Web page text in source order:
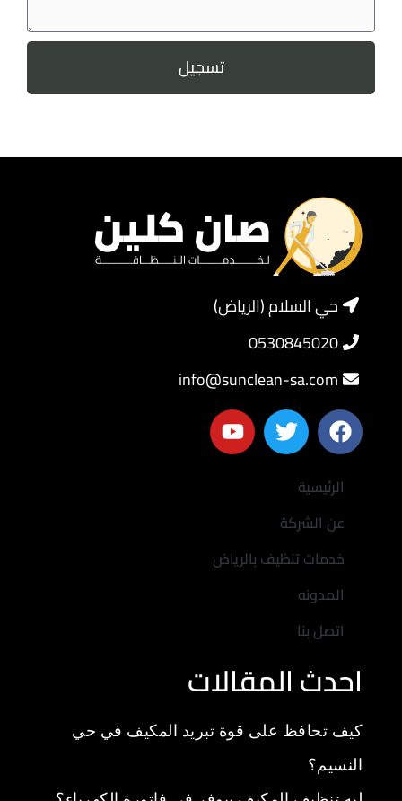
تسجيل
حي السلام (الرياض)
0530845020
info@sunclean-sa.com
الرئيسية
عن الشركة
خدمات تنظيف بالرياض
المدونه
اتصل بنا
احدث المقالات
كيف تحافظ على قوة تبريد المكيف في حي
النسيم؟